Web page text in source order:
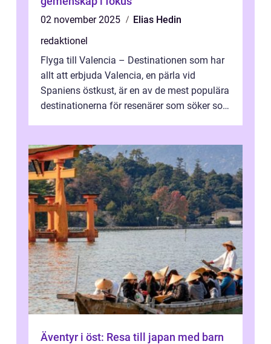
02 november 2025
Elias Hedin
redaktionel
Flyga till Valencia – Destinationen som har
allt att erbjuda Valencia, en pärla vid
Spaniens östkust, är en av de mest populära
destinationerna för resenärer som söker sol,
Äventyr i öst: Resa till japan med barn